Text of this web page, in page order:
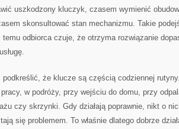
uszkodzony kluczyk, czasem wymienić
skonsultować stan mechanizmu. Takie
temu odbiorca czuje, że otrzyma rozwiązanie
podkreślić, że klucze są częścią codziennej
w podróży, przy wejściu do domu, przy
czy skrzynki. Gdy działają poprawnie, nikt o
się problemem. To właśnie dlatego dobrze